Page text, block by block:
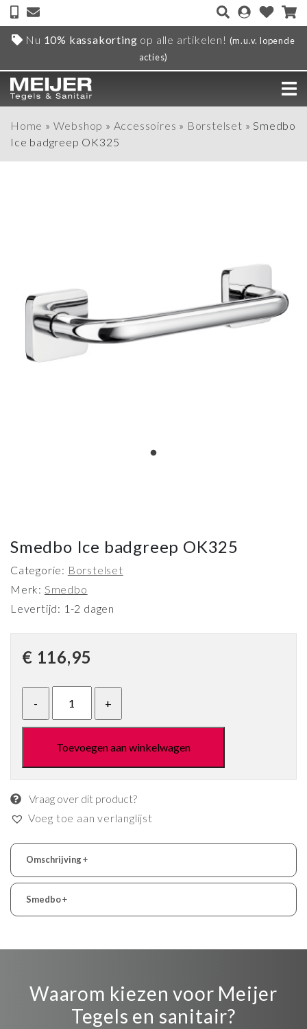
Nu 10% kassakorting op alle artikelen! (m.u.v. lopende
acties)
Home » Webshop » Accessoires » Borstelset »Smedbo
Ice badgreep OK325
Smedbo Ice badgreep OK325
Categorie: Borstelset
Merk: Smedbo
Levertijd: 1-2 dagen
€ 116,95
Toevoegen aan winkelwagen
Vraag over dit product?
Voeg toe aan verlanglijst
Omschrijving+
Smedbo+
Waarom kiezen voor Meijer
Tegels en sanitair?